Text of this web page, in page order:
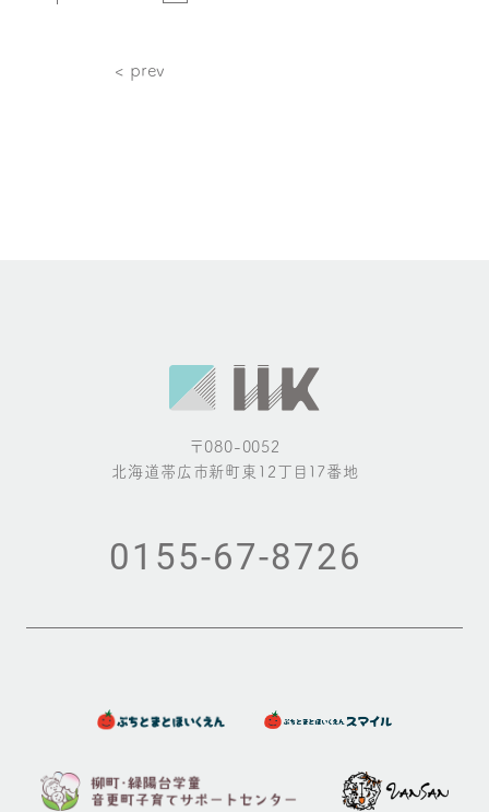
< prev
〒080-0052
北海道帯広市新町東12丁目17番地
0155-67-8726